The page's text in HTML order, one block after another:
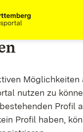
Möglichkeiten
nutzen zu
Profil
Profil haben,